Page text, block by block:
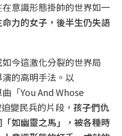
意識形態掛帥的世界如一
力的女子，後半生仍失語
今這激化分裂的世界局
的高明手法。以
「You And Whose
變民兵的片段， 孩子們仇
如幽靈之馬」，被各種時